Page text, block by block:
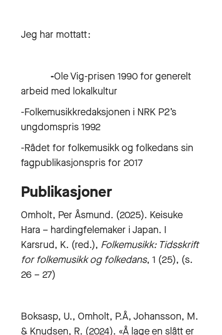
Jeg har mottatt:
-Ole Vig-prisen 1990 for generelt
arbeid med lokalkultur
-Folkemusikkredaksjonen i NRK P2’s
ungdomspris 1992
-Rådet for folkemusikk og folkedans sin
fagpublikasjonspris for 2017
Publikasjoner
Omholt, Per Åsmund. (2025). Keisuke
Hara – hardingfelemaker i Japan. I
Karsrud, K. (red.), Folkemusikk: Tidsskrift
for folkemusikk og folkedans, 1 (25), (s.
26 – 27)
Boksasp, U., Omholt, P.Å, Johansson, M.
& Knudsen, R. (2024). «Å lage en slått er